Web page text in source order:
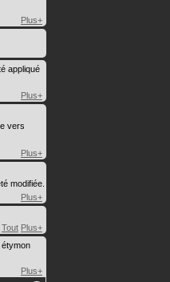
Plus+
appliqué
Plus+
vers
Plus+
modifiée.
Plus+
Tout Plus+
étymon
Plus+